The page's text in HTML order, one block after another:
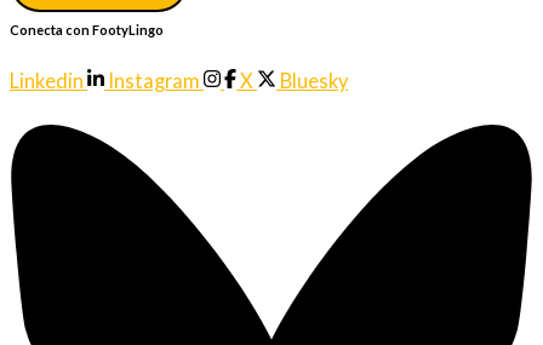
Conecta con FootyLingo
Linkedin Instagram X Bluesky